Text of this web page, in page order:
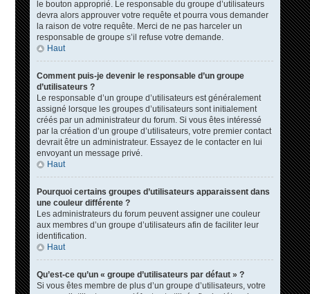
le bouton approprié. Le responsable du groupe d’utilisateurs
devra alors approuver votre requête et pourra vous demander
la raison de votre requête. Merci de ne pas harceler un
responsable de groupe s’il refuse votre demande.
Haut
Comment puis-je devenir le responsable d’un groupe
d’utilisateurs ?
Le responsable d’un groupe d’utilisateurs est généralement
assigné lorsque les groupes d’utilisateurs sont initialement
créés par un administrateur du forum. Si vous êtes intéressé
par la création d’un groupe d’utilisateurs, votre premier contact
devrait être un administrateur. Essayez de le contacter en lui
envoyant un message privé.
Haut
Pourquoi certains groupes d’utilisateurs apparaissent dans
une couleur différente ?
Les administrateurs du forum peuvent assigner une couleur
aux membres d’un groupe d’utilisateurs afin de faciliter leur
identification.
Haut
Qu’est-ce qu’un « groupe d’utilisateurs par défaut » ?
Si vous êtes membre de plus d’un groupe d’utilisateurs, votre